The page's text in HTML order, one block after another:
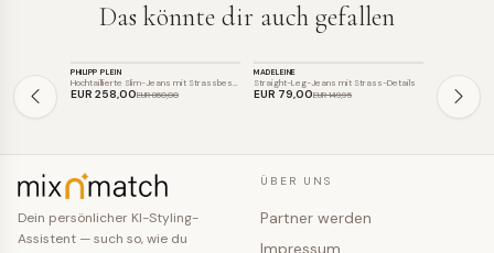
Das könnte dir auch gefallen
SALE
PHILIPP PLEIN
Hochtaillierte Slim-Jeans mit Strassbes…
EUR 258,00EUR 860,00
SALE
MADELEINE
Straight-Leg-Jeans mit Strass-Details
EUR 79,00EUR 149,95
SALE
EUR 49
Dein persönlicher KI-Styling-
Assistent — such so, wie du
ÜBER UNS
Partner werden
Impressum